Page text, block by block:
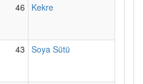
46 Kekre
43 Soya Sütü